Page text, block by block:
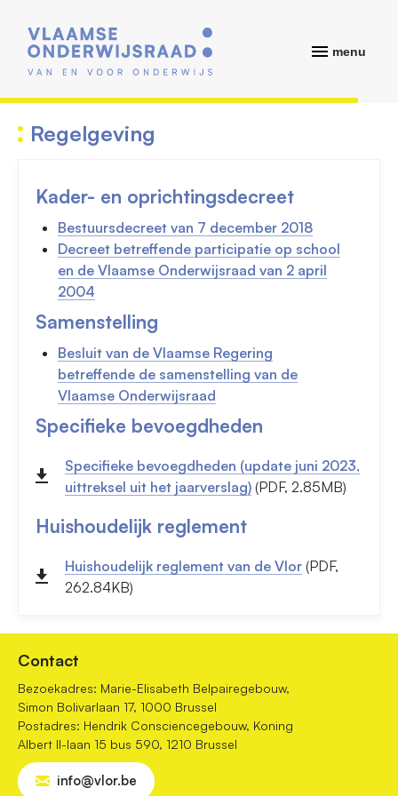
menu
Regelgeving
Kader- en oprichtingsdecreet
Bestuursdecreet van 7 december 2018
Decreet betreffende participatie op school
en de Vlaamse Onderwijsraad van 2 april
2004
Samenstelling
Besluit van de Vlaamse Regering
betreffende de samenstelling van de
Vlaamse Onderwijsraad
Specifieke bevoegdheden
Specifieke bevoegdheden (update juni 2023,
uittreksel uit het jaarverslag) (PDF, 2.85MB)
Huishoudelijk reglement
Huishoudelijk reglement van de Vlor (PDF,
262.84KB)
Contact
Bezoekadres: Marie-Elisabeth Belpairegebouw,
Simon Bolivarlaan 17, 1000 Brussel
Postadres: Hendrik Consciencegebouw, Koning
Albert II-laan 15 bus 590, 1210 Brussel
info@vlor.be